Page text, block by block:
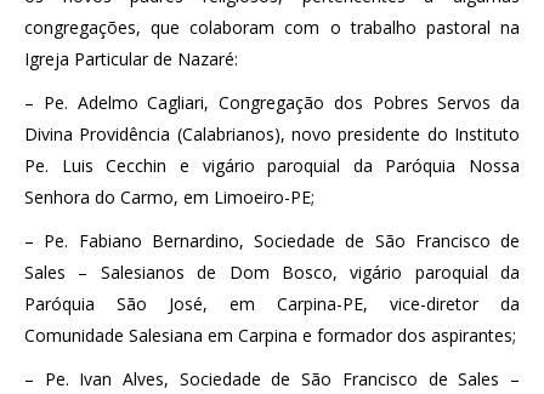
congregações, que colaboram com o trabalho pastoral na
Igreja Particular de Nazaré:
– Pe. Adelmo Cagliari, Congregação dos Pobres Servos da
Divina Providência (Calabrianos), novo presidente do Instituto
Pe. Luis Cecchin e vigário paroquial da Paróquia Nossa
Senhora do Carmo, em Limoeiro-PE;
– Pe. Fabiano Bernardino, Sociedade de São Francisco de
Sales – Salesianos de Dom Bosco, vigário paroquial da
Paróquia São José, em Carpina-PE, vice-diretor da
Comunidade Salesiana em Carpina e formador dos aspirantes;
– Pe. Ivan Alves, Sociedade de São Francisco de Sales –